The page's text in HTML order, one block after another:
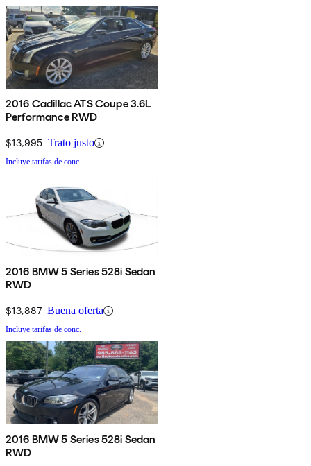
2016 Cadillac ATS Coupe 3.6L
Performance RWD
$13,995 Trato justo
Incluye tarifas de conc.
2016 BMW 5 Series 528i Sedan
RWD
$13,887 Buena oferta
Incluye tarifas de conc.
2016 BMW 5 Series 528i Sedan
RWD